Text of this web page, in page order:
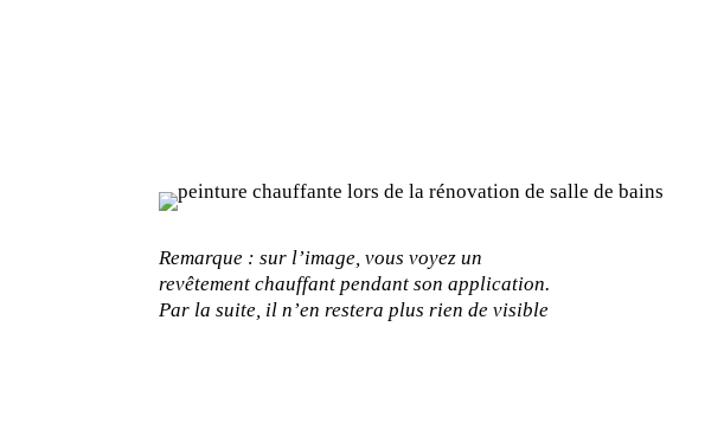
Remarque : sur l’image, vous voyez un
revêtement chauffant pendant son application.
Par la suite, il n’en restera plus rien de visible